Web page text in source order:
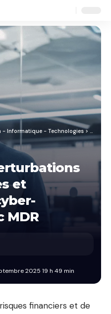
Resizer
- Informatique - Technologies> Blog
et
MDR
2025 19 h 49 min
financiers et de